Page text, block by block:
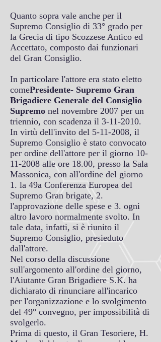
Quanto sopra vale anche per il
Supremo Consiglio di 33° grado per
la Grecia di tipo Scozzese Antico ed
Accettato, composto dai funzionari
del Gran Consiglio.
In particolare l'attore era stato eletto
comePresidente- Supremo Gran
Brigadiere Generale del Consiglio
Supremo nel novembre 2007 per un
triennio, con scadenza il 3-11-2010.
In virtù dell'invito del 5-11-2008, il
Supremo Consiglio è stato convocato
per ordine dell'attore per il giorno 10-
11-2008 alle ore 18.00, presso la Sala
Massonica, con all'ordine del giorno
1. la 49a Conferenza Europea del
Supremo Gran brigate, 2.
l'approvazione delle spese e 3. ogni
altro lavoro normalmente svolto. In
tale data, infatti, si è riunito il
Supremo Consiglio, presieduto
dall'attore.
Nel corso della discussione
sull'argomento all'ordine del giorno,
l'Aiutante Gran Brigadiere S.K. ha
dichiarato di rinunciare all'incarico
per l'organizzazione e lo svolgimento
del 49° convegno, per impossibilità di
svolgerlo.
Prima di questo, il Gran Tesoriere, H.